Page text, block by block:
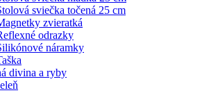
sviečka točená 25 cm
zvieratká
odrazky
náramky
divina a ryby